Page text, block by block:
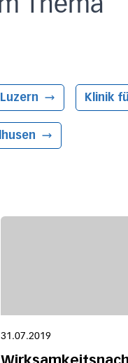
Thema
Luzern Klinik
31.07.2019